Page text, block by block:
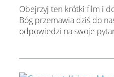
Obejrzyj ten krótki film i
Bóg przemawia dziś do
odpowiedzi na swoje